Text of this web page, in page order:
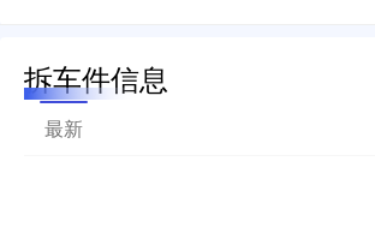
拆车件信息
最新